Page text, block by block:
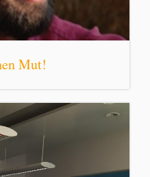
Mut!